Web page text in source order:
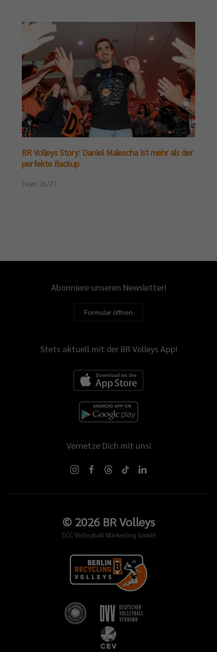
BR Volleys Story: Daniel Malescha ist mehr als der
perfekte Backup
Team 26/27
Abonniere unseren Newsletter!
Formular öffnen
Stets aktuell mit der BR Volleys App!
Vernetze Dich mit uns!
© 2026BR Volleys
SCC Volleyball Marketing GmbH